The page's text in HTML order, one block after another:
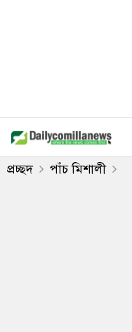
প্রচ্ছদ পাঁচ মিশালী